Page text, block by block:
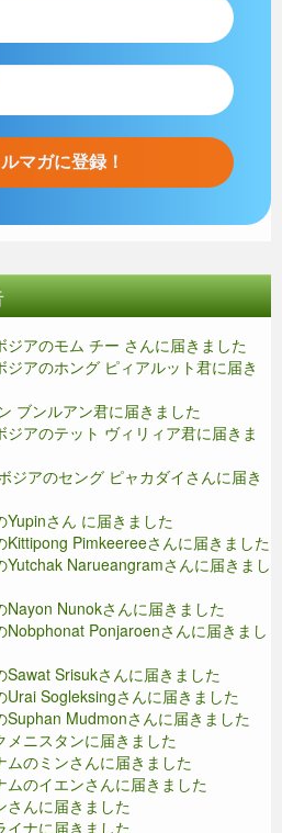
ジアのモム チー さんに届きました
ジアのホング ピィアルット君に届き
ブンルアン君に届きました
ジアのテット ヴィリィア君に届きま
ジアのセング ピャカダイさんに届き
Yupinさん に届きました
Kittipong Pimkeereeさんに届きました
Yutchak Narueangramさんに届きまし
Nayon Nunokさんに届きました
Nobphonat Ponjaroenさんに届きまし
Sawat Srisukさんに届きました
Urai Sogleksingさんに届きました
Suphan Mudmonさんに届きました
メニスタンに届きました
ムのミンさんに届きました
ムのイエンさんに届きました
さんに届きました
イナに届きました